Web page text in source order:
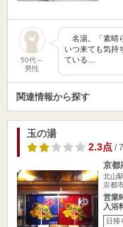
50代～
男性
名湯。「素晴
いつ来ても気持
ている…
関連情報から探す
玉の湯
2.3点/
京都
北山
京都
営業
入浴
日帰